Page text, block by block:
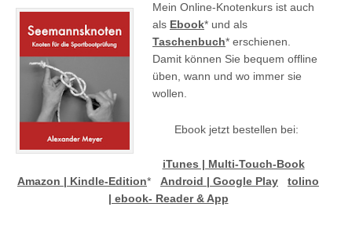
Mein Online-Knotenkurs ist auch
als Ebook* und als
Taschenbuch* erschienen.
Damit können Sie bequem offline
üben, wann und wo immer sie
wollen.
Ebook jetzt bestellen bei:
iTunes | Multi-Touch-Book
Amazon | Kindle-Edition* Android | Google Play
tolino
| ebook- Reader & App